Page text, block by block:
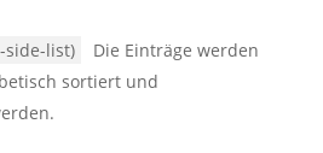
side-list)
Die Einträge werden
sortiert und